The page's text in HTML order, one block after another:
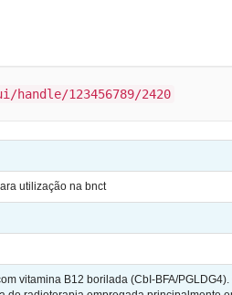
123456789/2420
utilização na bnct
vitamina B12 borilada (CbI-BFA/